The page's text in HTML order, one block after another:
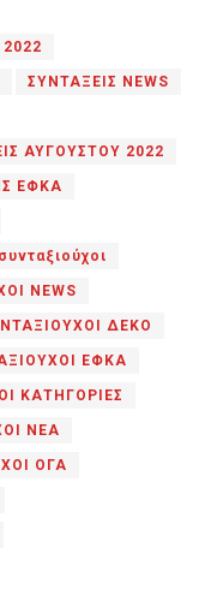
ΣΥΝΤΑΞΕΙΣ NEWS
ΑΥΓΟΥΣΤΟΥ 2022
ΕΦΚΑ
συνταξιούχοι
NEWS
ΔΕΚΟ
ΕΦΚΑ
ΚΑΤΗΓΟΡΙΕΣ
ΝΕΑ
ΟΓΑ